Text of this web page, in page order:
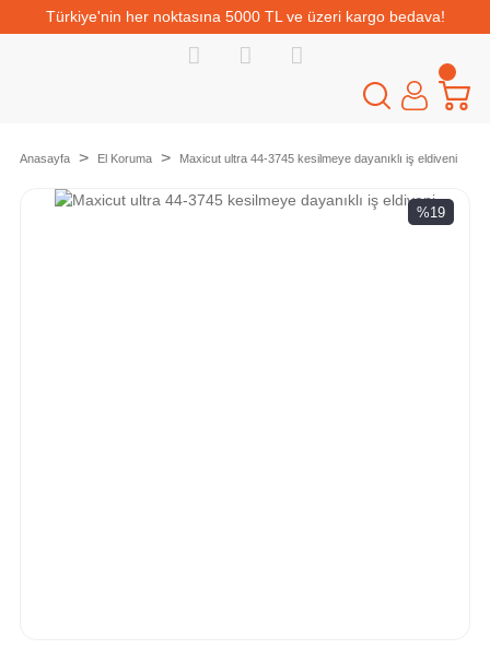
Türkiye'nin her noktasına 5000 TL ve üzeri kargo bedava!
Anasayfa El Koruma Maxicut ultra 44-3745 kesilmeye dayanıklı iş eldiveni
%19